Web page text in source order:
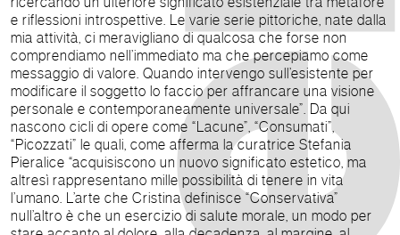
e riflessioni introspettive. Le varie serie pittoriche, nate dalla
mia attività, ci meravigliano di qualcosa che forse non
comprendiamo nell’immediato ma che percepiamo come
messaggio di valore. Quando intervengo sull’esistente per
modificare il soggetto lo faccio per affrancare una visione
personale e contemporaneamente universale”. Da qui
nascono cicli di opere come “Lacune”, “Consumati”,
“Picozzati” le quali, come afferma la curatrice Stefania
Pieralice “acquisiscono un nuovo significato estetico, ma
altresì rappresentano mille possibilità di tenere in vita
l’umano. L’arte che Cristina definisce “Conservativa”
null’altro è che un esercizio di salute morale, un modo per